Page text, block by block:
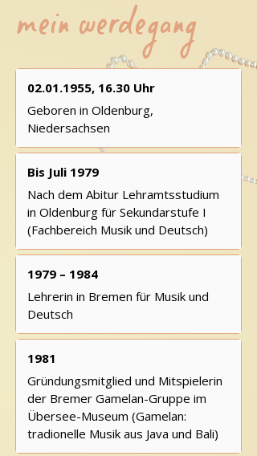
mein werdegang
02.01.1955, 16.30 Uhr
Geboren in Oldenburg,
Niedersachsen
Bis Juli 1979
Nach dem Abitur Lehramtsstudium
in Oldenburg für Sekundarstufe I
(Fachbereich Musik und Deutsch)
1979 – 1984
Lehrerin in Bremen für Musik und
Deutsch
1981
Gründungsmitglied und Mitspielerin
der Bremer Gamelan-Gruppe im
Übersee-Museum (Gamelan:
tradionelle Musik aus Java und Bali)